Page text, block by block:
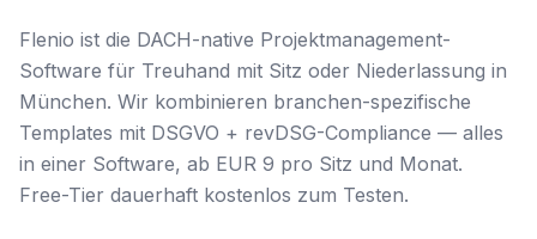
Flenio ist die DACH-native Projektmanagement-
Software für Treuhand mit Sitz oder Niederlassung in
München. Wir kombinieren branchen-spezifische
Templates mit DSGVO + revDSG-Compliance — alles
in einer Software, ab EUR 9 pro Sitz und Monat.
Free-Tier dauerhaft kostenlos zum Testen.